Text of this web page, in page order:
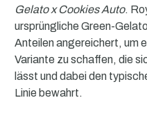
Gelato x Cookies Auto.
ursprüngliche Green-
Anteilen angereichert, um
Variante zu schaffen, die
lässt und dabei den
Linie bewahrt.